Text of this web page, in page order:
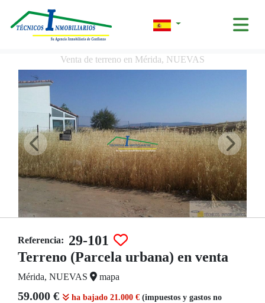
Venta de terreno en Mérida, NUEVAS
Referencia: 29-101
Terreno (Parcela urbana) en venta
Mérida, NUEVAS mapa
59.000 € ha bajado 21.000 € (impuestos y gastos no